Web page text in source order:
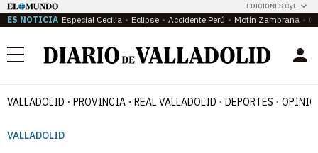
EDICIONES CyL
ES NOTICIA Especial Cecilia Eclipse Accidente Perú Motín Zambrana
Menú
VALLADOLID PROVINCIA REAL VALLADOLID DEPORTES
VALLADOLID